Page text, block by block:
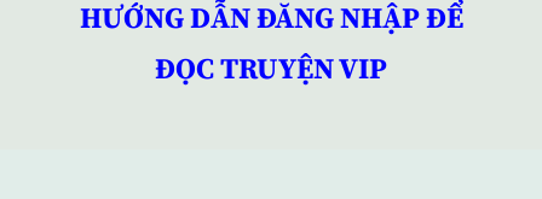
HƯỚNG DẪN ĐĂNG NHẬP ĐỂ
ĐỌC TRUYỆN VIP